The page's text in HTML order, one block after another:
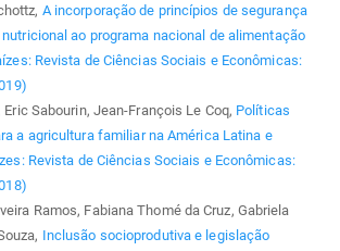
A incorporação de princípios de segurança
ao programa nacional de alimentação
Revista de Ciências Sociais e Econômicas:
Eric Sabourin, Jean-François Le Coq, Políticas
a agricultura familiar na América Latina e
Revista de Ciências Sociais e Econômicas:
Ramos, Fabiana Thomé da Cruz, Gabriela
Inclusão socioprodutiva e legislação